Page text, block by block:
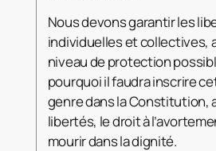
Nous devons garantir les
individuelles et collectives,
niveau de protection
pourquoi il faudra inscrire
genre dans la Constitution,
libertés, le droit à
mourir dans la dignité.